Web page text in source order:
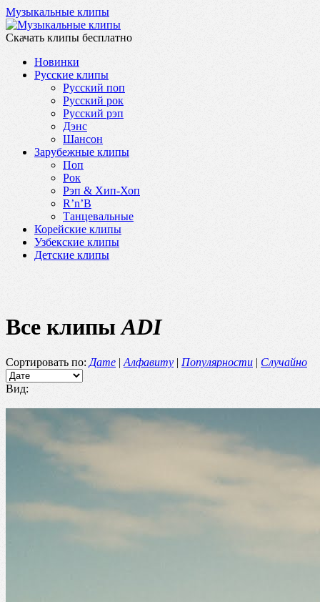
Музыкальные клипы
Скачать клипы бесплатно
Новинки
Русские клипы
Русский поп
Русский рок
Русский рэп
Дэнс
Шансон
Зарубежные клипы
Поп
Рок
Рэп & Хип-Хоп
R’n’B
Танцевальные
Корейские клипы
Узбекские клипы
Детские клипы
Все клипы ADI
Сортировать по: Дате | Алфавиту | Популярности | Случайно
Вид: